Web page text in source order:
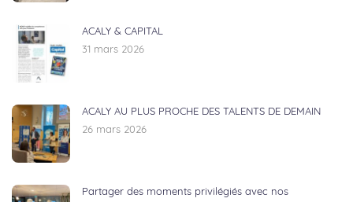
ACALY & CAPITAL
31 mars 2026
ACALY AU PLUS PROCHE DES TALENTS DE DEMAIN
26 mars 2026
Partager des moments privilégiés avec nos